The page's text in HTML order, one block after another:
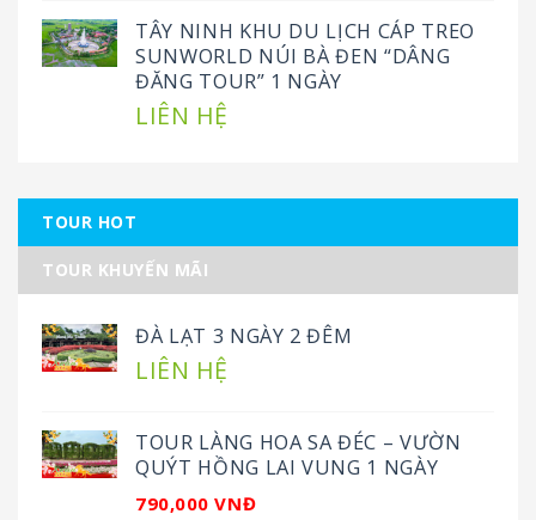
TÂY NINH KHU DU LỊCH CÁP TREO
SUNWORLD NÚI BÀ ĐEN “DÂNG
ĐĂNG TOUR” 1 NGÀY
LIÊN HỆ
TOUR HOT
TOUR KHUYẾN MÃI
ĐÀ LẠT 3 NGÀY 2 ĐÊM
LIÊN HỆ
TOUR LÀNG HOA SA ĐÉC – VƯỜN
QUÝT HỒNG LAI VUNG 1 NGÀY
790,000 VNĐ